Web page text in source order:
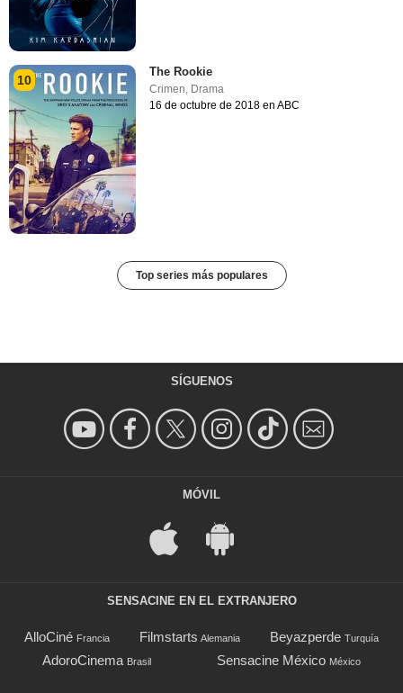
10
The Rookie
Crimen Drama
16 de octubre de 2018 en ABC
Top series más populares
SÍGUENOS
MÓVIL
SENSACINE EN EL EXTRANJERO
AlloCiné Francia Filmstarts Alemania Beyazperde Turquía
AdoroCinema Brasil Sensacine México México